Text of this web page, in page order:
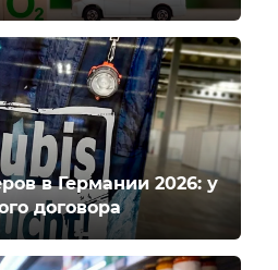
в Германии 2026: у
договора